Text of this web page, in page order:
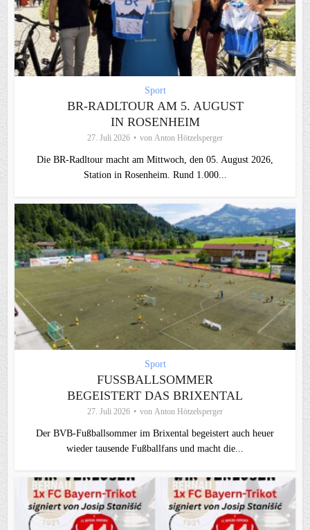
Sport
BR-RADLTOUR AM 5. AUGUST
IN ROSENHEIM
27. Juli 2026 von Anton Hötzelsperger
Die BR-Radltour macht am Mittwoch, den 05. August 2026,
Station in Rosenheim. Rund 1.000...
Sport
FUSSBALLSOMMER B
EGEISTERT DAS BRIXENTAL
27. Juli 2026 von Anton Hötzelsperger
Der BVB-Fußballsommer im Brixental begeistert auch heuer
wieder tausende Fußballfans und macht die...